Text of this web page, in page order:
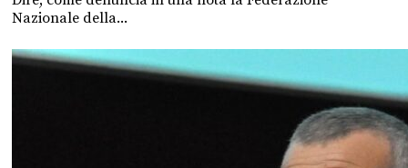
Nazionale della...